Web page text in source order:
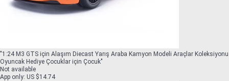
"1:24 M3 GTS için Alaşım Diecast Yarış Araba Kamyon Modeli Araçlar Koleksiyonu
Oyuncak Hediye Çocuklar için Çocuk"
Not available
App only: US $14.74